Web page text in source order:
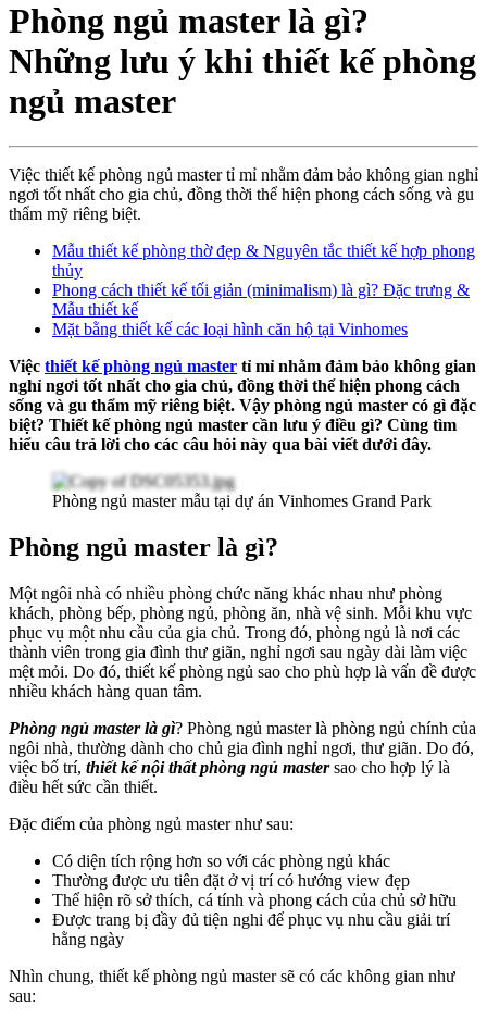
Phòng ngủ master là gì?
Những lưu ý khi thiết kế phòng
ngủ master
Việc thiết kế phòng ngủ master tỉ mỉ nhằm đảm bảo không gian nghỉ
ngơi tốt nhất cho gia chủ, đồng thời thể hiện phong cách sống và gu
thẩm mỹ riêng biệt.
Mẫu thiết kế phòng thờ đẹp & Nguyên tắc thiết kế hợp phong
thủy
Phong cách thiết kế tối giản (minimalism) là gì? Đặc trưng &
Mẫu thiết kế
Mặt bằng thiết kế các loại hình căn hộ tại Vinhomes
Việc thiết kế phòng ngủ master tỉ mỉ nhằm đảm bảo không gian
nghỉ ngơi tốt nhất cho gia chủ, đồng thời thể hiện phong cách
sống và gu thẩm mỹ riêng biệt. Vậy phòng ngủ master có gì đặc
biệt? Thiết kế phòng ngủ master cần lưu ý điều gì? Cùng tìm
hiểu câu trả lời cho các câu hỏi này qua bài viết dưới đây.
Phòng ngủ master mẫu tại dự án Vinhomes Grand Park
Phòng ngủ master là gì?
Một ngôi nhà có nhiều phòng chức năng khác nhau như phòng
khách, phòng bếp, phòng ngủ, phòng ăn, nhà vệ sinh. Mỗi khu vực
phục vụ một nhu cầu của gia chủ. Trong đó, phòng ngủ là nơi các
thành viên trong gia đình thư giãn, nghỉ ngơi sau ngày dài làm việc
mệt mỏi. Do đó, thiết kế phòng ngủ sao cho phù hợp là vấn đề được
nhiều khách hàng quan tâm.
Phòng ngủ master là gì? Phòng ngủ master là phòng ngủ chính của
ngôi nhà, thường dành cho chủ gia đình nghỉ ngơi, thư giãn. Do đó,
việc bố trí, thiết kế nội thất phòng ngủ mastersao cho hợp lý là
điều hết sức cần thiết.
Đặc điểm của phòng ngủ master như sau:
Có diện tích rộng hơn so với các phòng ngủ khác
Thường được ưu tiên đặt ở vị trí có hướng view đẹp
Thể hiện rõ sở thích, cá tính và phong cách của chủ sở hữu
Được trang bị đầy đủ tiện nghi để phục vụ nhu cầu giải trí
hằng ngày
Nhìn chung, thiết kế phòng ngủ master sẽ có các không gian như
sau: